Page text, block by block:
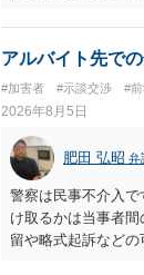
査段階では性的姿
（最終的には不起
アルバイト先で
#加害者 #示談交渉 #
2026年8月5日
肥田 弘昭 弁
警察は民事不介入
け取るかは当事者
留や略式起訴などの